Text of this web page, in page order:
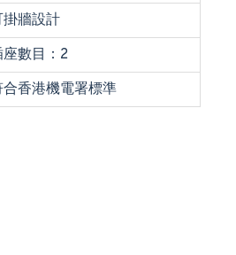
掛牆設計
座數目：2
合香港機電署標準